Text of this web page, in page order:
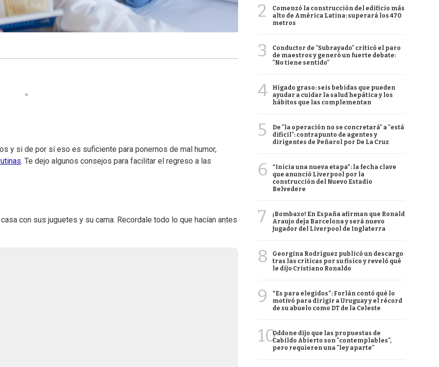
y si de por sí eso es suficiente para ponernos de mal humor,
. Te dejo algunos consejos para facilitar el regreso a las
con sus juguetes y su cama. Recordale todo lo que hacían antes
2
Comenzó la construcción del edificio más
alto de América Latina: superará los 470
metros
3
Conductor de "Subrayado" criticó el paro
de maestros y generó un fuerte debate:
"No tiene sentido"
4
Hígado graso: seis bebidas que pueden
ayudar a cuidar la salud hepática y los
hábitos que las complementan
5
De "la operación no se concretará" a "está
difícil": contrapunto de agentes y
dirigentes de Peñarol por De La Cruz
6
“Inicia una nueva etapa”: la fecha clave
que anunció Liverpool por la
construcción del Nuevo Estadio
Belvedere
7
¡Bombazo! En España afirman que Ronald
Araujo deja Barcelona y será nuevo
jugador del Liverpool de Inglaterra
8
Georgina Rodríguez publicó un descargo
tras las críticas por su físico y reveló qué
le dijo Cristiano Ronaldo
9
“Es para elegidos”: Forlán contó qué lo
motivó para dirigir a Uruguay y el récord
de su abuelo como DT de la Celeste
10Oddone dijo que las propuestas de
Cabildo Abierto son "contemplables",
pero requieren una "ley aparte"